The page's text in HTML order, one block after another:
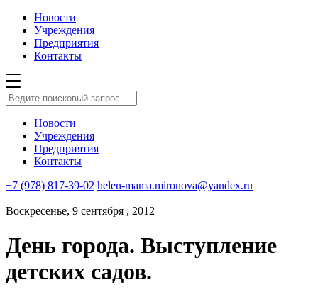
Новости
Учреждения
Предприятия
Контакты
Новости
Учреждения
Предприятия
Контакты
+7 (978) 817-39-02 helen-mama.mironova@yandex.ru
Воскресенье, 9 сентября , 2012
День города. Выступление
детских садов.